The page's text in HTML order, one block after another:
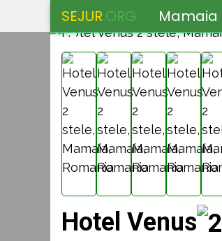
SEJUR.ORG Mamaia
❮
Hotel Venus